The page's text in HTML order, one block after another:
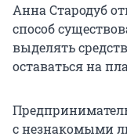
Анна Стародуб
способ
выделять
оставаться на
с незнакомыми